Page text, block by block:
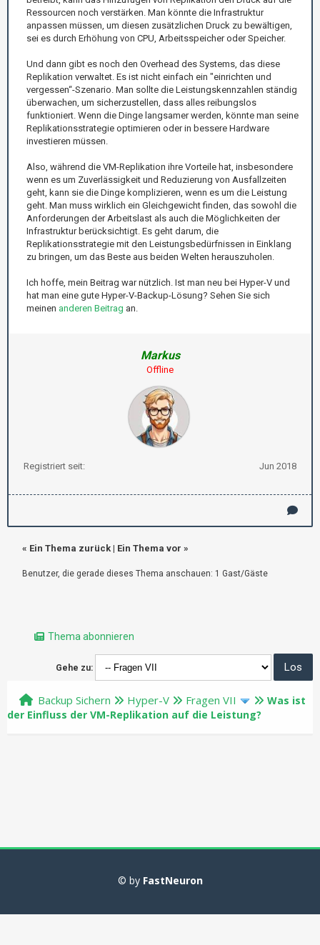
Ressourcen noch verstärken. Man könnte die Infrastruktur
anpassen müssen, um diesen zusätzlichen Druck zu bewältigen,
sei es durch Erhöhung von CPU, Arbeitsspeicher oder Speicher.
Und dann gibt es noch den Overhead des Systems, das diese
Replikation verwaltet. Es ist nicht einfach ein "einrichten und
vergessen“-Szenario. Man sollte die Leistungskennzahlen ständig
überwachen, um sicherzustellen, dass alles reibungslos
funktioniert. Wenn die Dinge langsamer werden, könnte man seine
Replikationsstrategie optimieren oder in bessere Hardware
investieren müssen.
Also, während die VM-Replikation ihre Vorteile hat, insbesondere
wenn es um Zuverlässigkeit und Reduzierung von Ausfallzeiten
geht, kann sie die Dinge komplizieren, wenn es um die Leistung
geht. Man muss wirklich ein Gleichgewicht finden, das sowohl die
Anforderungen der Arbeitslast als auch die Möglichkeiten der
Infrastruktur berücksichtigt. Es geht darum, die
Replikationsstrategie mit den Leistungsbedürfnissen in Einklang
zu bringen, um das Beste aus beiden Welten herauszuholen.
Ich hoffe, mein Beitrag war nützlich. Ist man neu bei Hyper-V und
hat man eine gute Hyper-V-Backup-Lösung? Sehen Sie sich
meinen anderen Beitrag an.
Markus
Offline
Registriert seit: Jun 2018
« Ein Thema zurück | Ein Thema vor »
Benutzer, die gerade dieses Thema anschauen: 1 Gast/Gäste
Thema abonnieren
Gehe zu:
Backup Sichern Hyper-V Fragen VII
Was ist
der Einfluss der VM-Replikation auf die Leistung?
© by FastNeuron